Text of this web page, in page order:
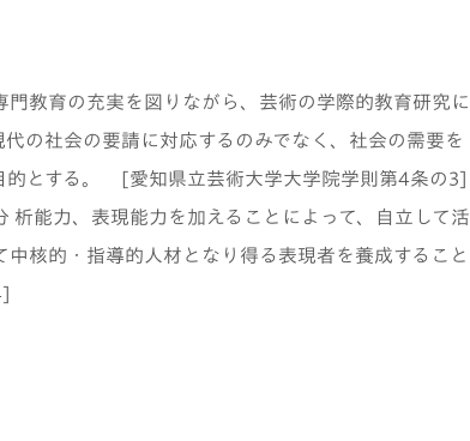
教育の充実を図りながら、芸術の学際的教育研究に
の社会の要請に対応するのみでなく、社会の需要を
的とする。 [愛知県立芸術大学大学院学則第4条の3]
能力、表現能力を加えることによって、自立して活
核的・指導的人材となり得る表現者を養成すること